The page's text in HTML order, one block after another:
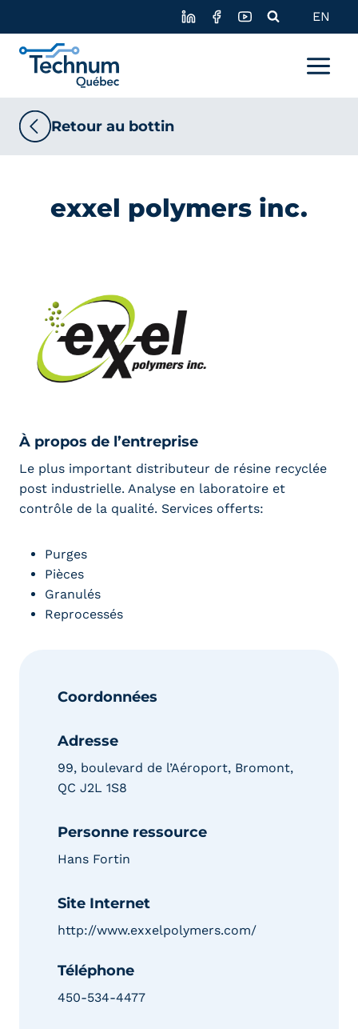
content
EN
Retour au bottin
exxel polymers inc.
À propos de l’entreprise
Le plus important distributeur de résine recyclée
post industrielle. Analyse en laboratoire et
contrôle de la qualité. Services offerts:
Purges
Pièces
Granulés
Reprocessés
Coordonnées
Adresse
99, boulevard de l’Aéroport, Bromont,
QC J2L 1S8
Personne ressource
Hans Fortin
Site Internet
http://www.exxelpolymers.com/
Téléphone
450-534-4477